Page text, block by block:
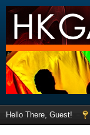
Hello There, Guest!